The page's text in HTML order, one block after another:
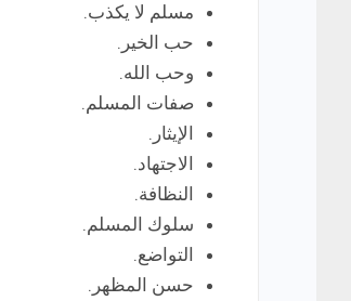
مسلم لا يكذب.
حب الخير.
وحب الله.
صفات المسلم.
الإيثار.
الاجتهاد.
النظافة.
سلوك المسلم.
التواضع.
حسن المظهر.